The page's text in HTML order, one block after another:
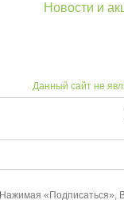
Новости и
Данный сайт не
Нажимая «Подписаться»,